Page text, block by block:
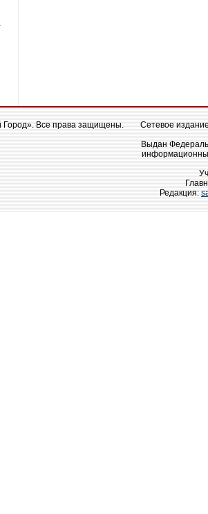
Все права защищены.
Сетевое
Выдан
Редакция: